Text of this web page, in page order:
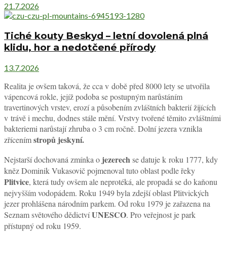
21.7.2026
Tiché kouty Beskyd – letní dovolená plná
klidu, hor a nedotčené přírody
13.7.2026
Realita je ovšem taková, že cca v době před 8000 lety se utvořila
vápencová rokle, jejíž podoba se postupným narůstáním
travertinových vrstev, erozí a působením zvláštních bakterií žijících
v trávě i mechu, dodnes stále mění. Vrstvy tvořené těmito zvláštními
bakteriemi narůstají zhruba o 3 cm ročně. Dolní jezera vznikla
zřícenímstropů jeskyní.
Nejstarší dochovaná zmínka o jezerechse datuje k roku 1777, kdy
kněz Dominik Vukasovič pojmenoval tuto oblast podle řeky
Plitvice, která tudy ovšem ale neprotéká, ale propadá se do kaňonu
nejvyšším vodopádem. Roku 1949 byla zdejší oblast Plitvických
jezer prohlášena národním parkem. Od roku 1979 je zařazena na
Seznam světového dědictvíUNESCO. Pro veřejnost je park
přístupný od roku 1959.